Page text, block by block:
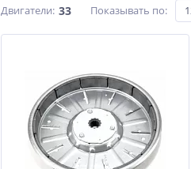
Двигатели: 33 Показывать по: